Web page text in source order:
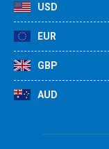
USD
EUR
GBP
AUD